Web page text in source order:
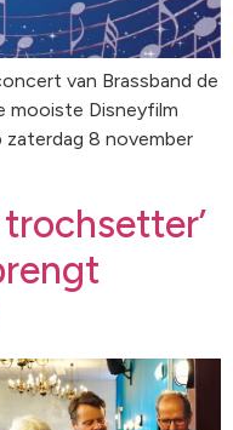
van Brassband de
mooiste Disneyfilm
zaterdag 8 november